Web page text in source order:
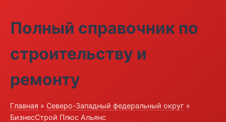
Полный справочник по
строительству и
ремонту
Главная » Северо-Западный федеральный округ »
БизнесСтрой Плюс Альянс